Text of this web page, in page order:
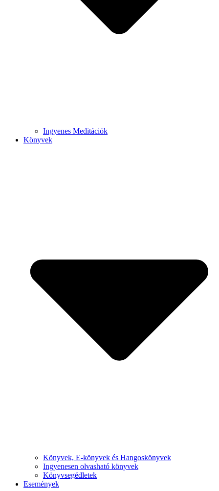
Ingyenes Meditációk
Könyvek
Könyvek, E-könyvek és Hangoskönyvek
Ingyenesen olvasható könyvek
Könyvsegédletek
Események